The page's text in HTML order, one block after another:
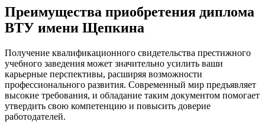
Преимущества приобретения диплома
ВТУ имени Щепкина
Получение квалификационного свидетельства престижного
учебного заведения может значительно усилить ваши
карьерные перспективы, расширяя возможности
профессионального развития. Современный мир предъявляет
высокие требования, и обладание таким документом помогает
утвердить свою компетенцию и повысить доверие
работодателей.